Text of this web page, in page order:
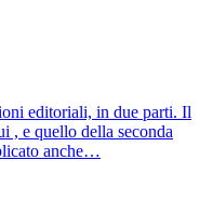
editoriali, in due parti. Il
, e quello della seconda
anche…